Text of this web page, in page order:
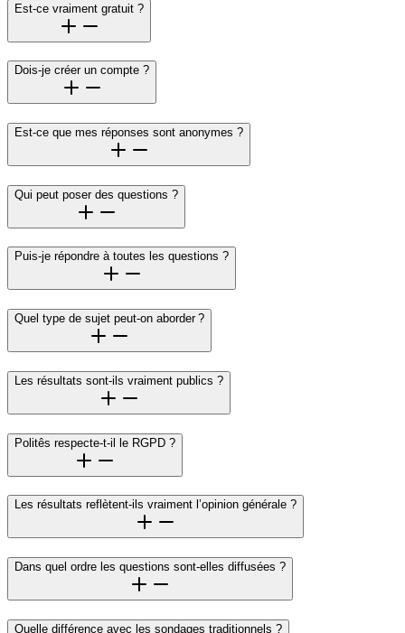
Est-ce vraiment gratuit ?
Dois-je créer un compte ?
Est-ce que mes réponses sont anonymes ?
Qui peut poser des questions ?
Puis-je répondre à toutes les questions ?
Quel type de sujet peut‑on aborder ?
Les résultats sont-ils vraiment publics ?
Politês respecte-t-il le RGPD ?
Les résultats reflètent-ils vraiment l’opinion générale ?
Dans quel ordre les questions sont-elles diffusées ?
Quelle différence avec les sondages traditionnels ?